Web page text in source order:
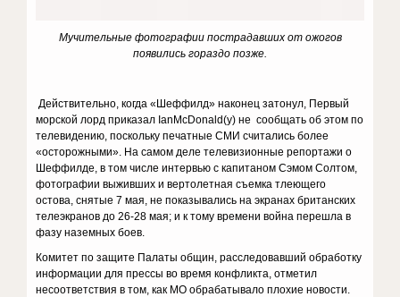
Мучительные фотографии пострадавших от ожогов
появились гораздо позже.
Действительно, когда «Шеффилд» наконец затонул, Первый
морской лорд приказал IanMcDonald(у) не сообщать об этом по
телевидению, поскольку печатные СМИ считались более
«осторожными». На самом деле телевизионные репортажи о
Шеффилде, в том числе интервью с капитаном Сэмом Солтом,
фотографии выживших и вертолетная съемка тлеющего
остова, снятые 7 мая, не показывались на экранах британских
телеэкранов до 26-28 мая; и к тому времени война перешла в
фазу наземных боев.
Комитет по защите Палаты общин, расследовавший обработку
информации для прессы во время конфликта, отметил
несоответствия в том, как МО обрабатывало плохие новости.